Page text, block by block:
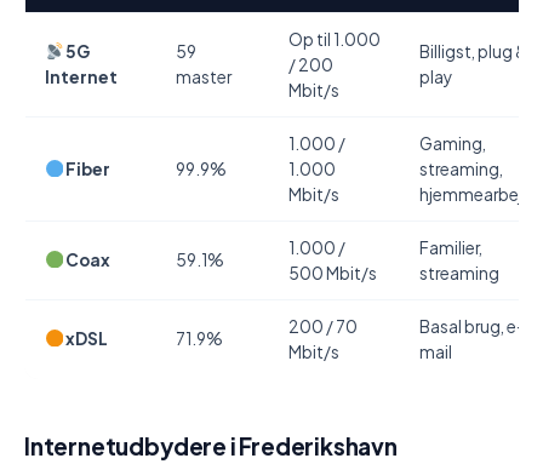
5G
Internet
59
master
Op til 1.000
/ 200
Mbit/s
Billigst, plug &
play
Fiber 99.9%
1.000 /
1.000
Mbit/s
Gaming,
streaming,
hjemmearbejde
Coax 59.1%
1.000 /
500 Mbit/s
Familier,
streaming
xDSL 71.9%
200 / 70
Mbit/s
Basal brug, e-
mail
Internetudbydere i Frederikshavn